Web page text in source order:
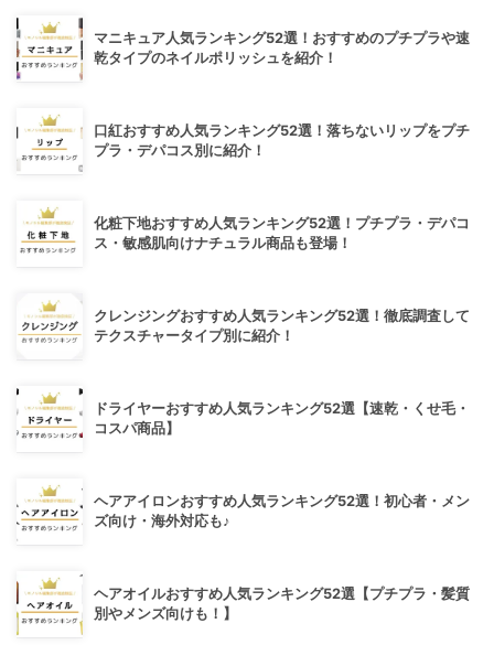
マニキュア人気ランキング52選！おすすめのプチプラや速
乾タイプのネイルポリッシュを紹介！
口紅おすすめ人気ランキング52選！落ちないリップをプチ
プラ・デパコス別に紹介！
化粧下地おすすめ人気ランキング52選！プチプラ・デパコ
ス・敏感肌向けナチュラル商品も登場！
クレンジングおすすめ人気ランキング52選！徹底調査して
テクスチャータイプ別に紹介！
ドライヤーおすすめ人気ランキング52選【速乾・くせ毛・
コスパ商品】
ヘアアイロンおすすめ人気ランキング52選！初心者・メン
ズ向け・海外対応も♪
ヘアオイルおすすめ人気ランキング52選【プチプラ・髪質
別やメンズ向けも！】